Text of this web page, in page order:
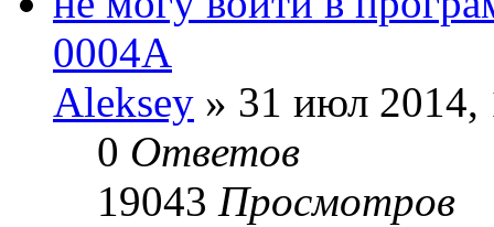
0004A
Aleksey » 31 июл 2014,
0 Ответов
19043 Просмотров